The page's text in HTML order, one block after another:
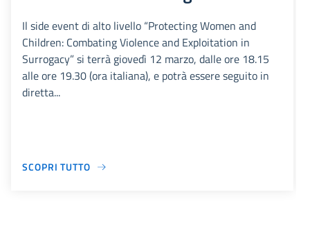
Il side event di alto livello “Protecting Women and
Children: Combating Violence and Exploitation in
Surrogacy” si terrà giovedì 12 marzo, dalle ore 18.15
alle ore 19.30 (ora italiana), e potrà essere seguito in
diretta...
SCOPRI TUTTO